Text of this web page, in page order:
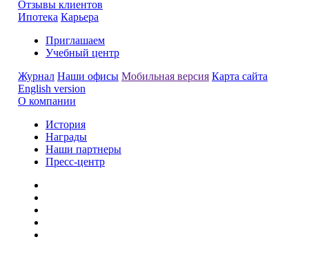
Отзывы клиентов
Ипотека Карьера
Приглашаем
Учебный центр
Журнал Наши офисы Мобильная версия Карта сайта
English version
О компании
История
Награды
Наши партнеры
Пресс-центр